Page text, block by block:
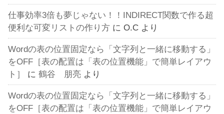
仕事効率3倍も夢じゃない！！INDIRECT関数で作る超
便利な可変リストの作り方 にO.C より
Wordの表の位置固定なら「文字列と一緒に移動する」
をOFF［表の配置は「表の位置機能」で簡単レイアウ
ト］
に鶴谷 朋亮 より
Wordの表の位置固定なら「文字列と一緒に移動する」
をOFF［表の配置は「表の位置機能」で簡単レイアウ